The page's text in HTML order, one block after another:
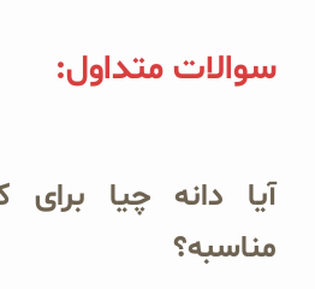
سوالات متداول:
مناسبه؟